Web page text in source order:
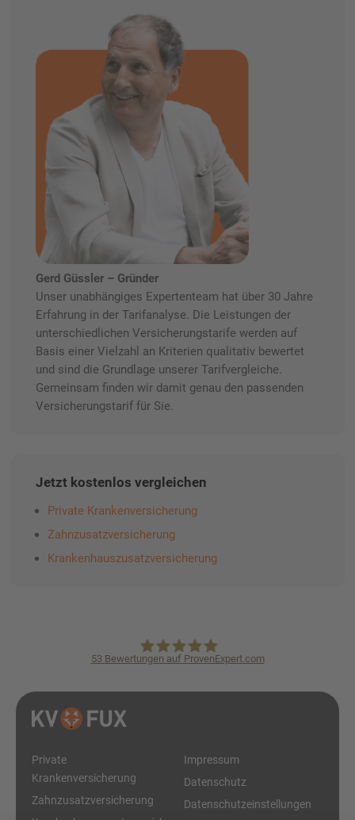
Gerd Güssler – Gründer
Unser unabhängiges Expertenteam hat über 30 Jahre
Erfahrung in der Tarifanalyse. Die Leistungen der
unterschiedlichen Versicherungstarife werden auf
Basis einer Vielzahl an Kriterien qualitativ bewertet
und sind die Grundlage unserer Tarifvergleiche.
Gemeinsam finden wir damit genau den passenden
Versicherungstarif für Sie.
Jetzt kostenlos vergleichen
Private Krankenversicherung
Zahnzusatzversicherung
Krankenhauszusatzversicherung
KVpro.de GmbH
53 Bewertungen auf ProvenExpert.com
Private
Krankenversicherung
Zahnzusatzversicherung
Impressum
Datenschutz
Datenschutzeinstellungen